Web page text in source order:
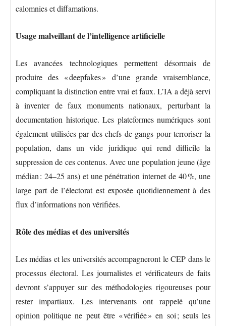
calomnies et diffamations.
Usage malveillant de l’intelligence artificielle
Les avancées technologiques permettent désormais de
produire des « deepfakes » d’une grande vraisemblance,
compliquant la distinction entre vrai et faux. L’IA a déjà servi
à inventer de faux monuments nationaux, perturbant la
documentation historique. Les plateformes numériques sont
également utilisées par des chefs de gangs pour terroriser la
population, dans un vide juridique qui rend difficile la
suppression de ces contenus. Avec une population jeune (âge
médian : 24–25 ans) et une pénétration internet de 40 %, une
large part de l’électorat est exposée quotidiennement à des
flux d’informations non vérifiées.
Rôle des médias et des universités
Les médias et les universités accompagneront le CEP dans le
processus électoral. Les journalistes et vérificateurs de faits
devront s’appuyer sur des méthodologies rigoureuses pour
rester impartiaux. Les intervenants ont rappelé qu’une
opinion politique ne peut être « vérifiée » en soi ; seuls les